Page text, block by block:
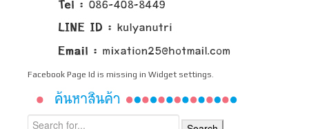
Facebook Page Id is missing in Widget settings.